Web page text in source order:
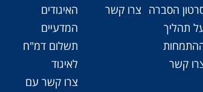
הסברה
תהליך
קשר
צרו קשר
האיגודים
המדעיים
תשלום דמ"ח
לאיגוד
צרו קשר עם